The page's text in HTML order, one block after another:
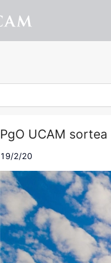
PgO UCAM
19/2/20